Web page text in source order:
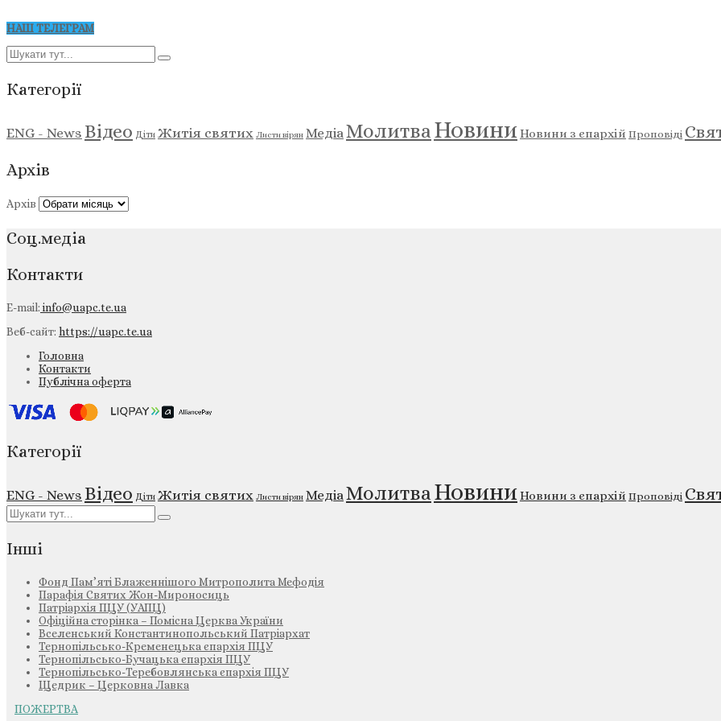
НАШ ТЕЛЕГРАМ
Категорії
ENG - News Відео Діти Житія святих Листи вірян МедіаМолитваНовини Новини з єпархій Проповіді
Архів
Архів
Соц.медіа
Контакти
E-mail:info@uapc.te.ua
Веб-сайт: https://uapc.te.ua
Головна
Контакти
Публічна оферта
Категорії
ENG - News Відео Діти Житія святих Листи вірян МедіаМолитваНовиниНовини з єпархій Проповіді
Інші
Фонд Пам’яті Блаженнішого Митрополита Мефодія
Парафія Святих Жон-Мироносиць
Патріархія ПЦУ (УАПЦ)
Офіційна сторінка – Помісна Церква України
Вселенський Константинопольський Патріархат
Тернопільсько-Кременецька єпархія ПЦУ
Тернопільсько-Бучацька єпархія ПЦУ
Тернопільсько-Теребовлянська єпархія ПЦУ
Щедрик – Церковна Лавка
ПОЖЕРТВА